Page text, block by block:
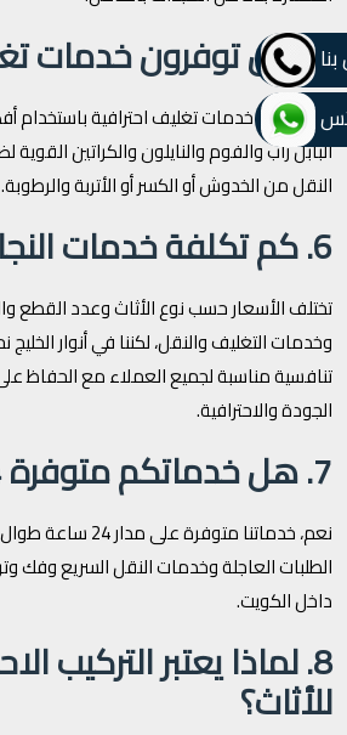
5. هل توفرون خدمات تغليف الأثاث؟
نعم، نقدم خدمات تغليف احترافية باستخدام
البابل راب والفوم والنايلون والكراتين القوية
النقل من الخدوش أو الكسر أو الأتربة والرطوبة.
6. كم تكلفة خدمات النجارين بالكويت؟
تختلف الأسعار حسب نوع الأثاث وعدد القطع
وخدمات التغليف والنقل، لكننا في أنوار
تنافسية مناسبة لجميع العملاء مع
الجودة والاحترافية.
7. هل خدماتكم متوفرة 24 ساعة؟
نعم، خدماتنا متوفرة
الطلبات العاجلة وخدمات النقل السريع وفك
داخل الكويت.
8. لماذا يعتبر التركيب
للأثاث؟